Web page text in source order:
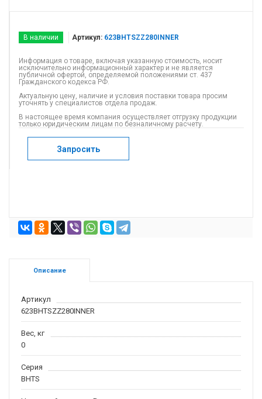
В наличии Артикул: 623BHTSZZ280INNER
Информация о товаре, включая указанную стоимость, носит
исключительно информационный характер и не является
публичной офертой, определяемой положениями ст. 437
Гражданского кодекса РФ.
Актуальную цену, наличие и условия поставки товара просим
уточнять у специалистов отдела продаж.
В настоящее время компания осуществляет отгрузку продукции
только юридическим лицам по безналичному расчету.
Запросить
Описание
Артикул
623BHTSZZ280INNER
Вес, кг
0
Серия
BHTS